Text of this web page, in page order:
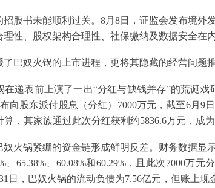
股书未能顺利过关。8月8日，证监会发布境外
性、股权架构合理性、社保缴纳及数据安全在
巴奴火锅的上市进程，更将其隐藏的经营问题
递表前上演了一出“分红与缺钱并存”的荒诞戏
向股东派付股息（分红）7000万元，截至6月9
算，其家族通过此次分红获利约5836.6万元，成为
火锅紧绷的资金链形成鲜明反差。财务数据显
、65.38%、60.08%和60.29%，且此次7000万元
日，巴奴火锅的流动负债为7.56亿元，但账上现